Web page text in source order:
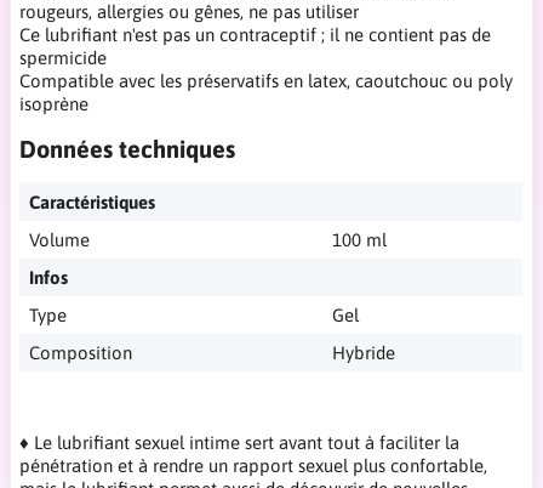
rougeurs, allergies ou gênes, ne pas utiliser
Ce lubrifiant n'est pas un contraceptif ; il ne contient pas de
spermicide
Compatible avec les préservatifs en latex, caoutchouc ou poly
isoprène
Données techniques
Caractéristiques
Volume
100 ml
Infos
Type
Gel
Composition
Hybride
♦ Le lubrifiant sexuel intime sert avant tout à faciliter la
pénétration et à rendre un rapport sexuel plus confortable,